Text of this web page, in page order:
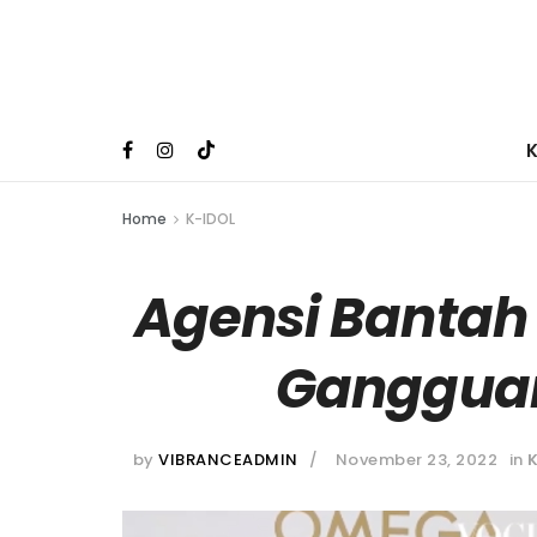
Home K-IDOL
Agensi Bantah
by VIBRANCEADMIN November 23, 2022 in